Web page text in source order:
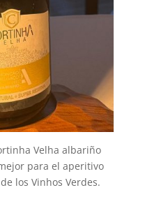
Velha albariño
para el aperitivo
los Vinhos Verdes.